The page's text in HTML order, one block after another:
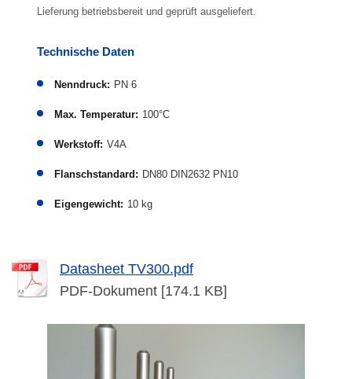
Lieferung betriebsbereit und geprüft ausgeliefert.
Technische Daten
Nenndruck: PN 6
Max. Temperatur: 100°C
Werkstoff: V4A
Flanschstandard: DN80 DIN2632 PN10
Eigengewicht: 10 kg
Datasheet TV300.pdf
PDF-Dokument [174.1 KB]